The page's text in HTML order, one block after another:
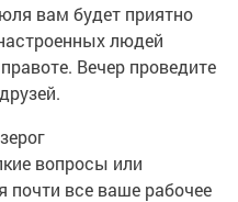
вам будет приятно
людей
Вечер проведите
вопросы или
почти все ваше рабочее